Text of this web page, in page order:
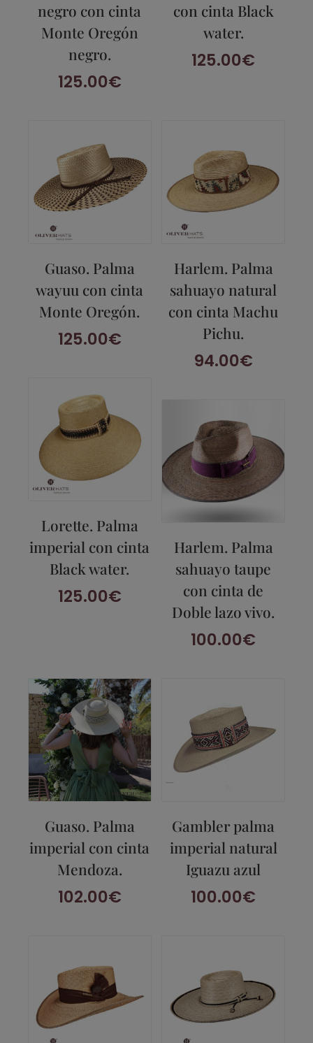
negro con cinta
Monte Oregón
negro.
125.00€
con cinta Black
water.
125.00€
Guaso. Palma
wayuu con cinta
Monte Oregón.
125.00€
Harlem. Palma
sahuayo natural
con cinta Machu
Pichu.
94.00€
Lorette. Palma
imperial con cinta
Black water.
125.00€
Harlem. Palma
sahuayo taupe
con cinta de
Doble lazo vivo.
100.00€
Guaso. Palma
imperial con cinta
Mendoza.
102.00€
Gambler palma
imperial natural
Iguazu azul
100.00€